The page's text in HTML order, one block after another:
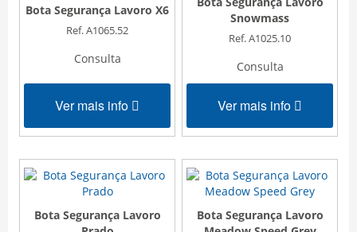
Bota Segurança Lavoro X6
Ref. A1065.52
Consulta
Ver mais info
Snowmass
Ref. A1025.10
Consulta
Ver mais info
Bota Segurança Lavoro
Bota Segurança Lavoro